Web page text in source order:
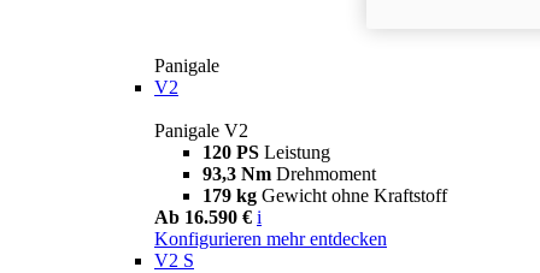
Panigale
V2
Panigale V2
120 PS Leistung
93,3 Nm Drehmoment
179 kg Gewicht ohne Kraftstoff
Ab 16.590 € i
Konfigurieren mehr entdecken
V2 S